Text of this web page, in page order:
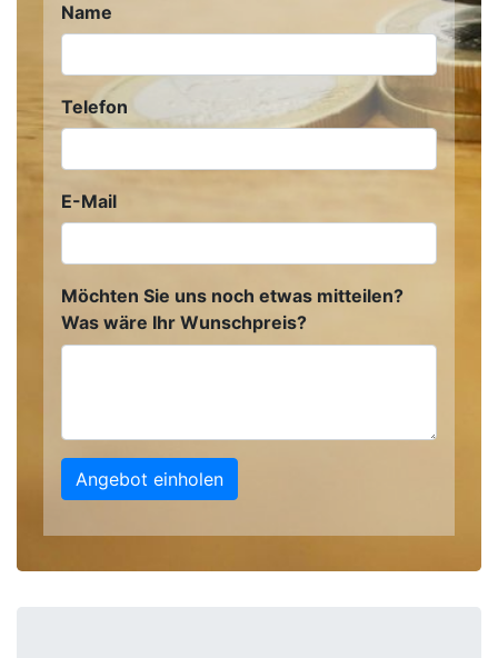
Name
Telefon
E-Mail
Möchten Sie uns noch etwas mitteilen?
Was wäre Ihr Wunschpreis?
Angebot einholen